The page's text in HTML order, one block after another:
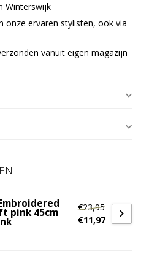
Winterswijk
onze ervaren stylisten, ook via
vanuit eigen magazijn
pink 45cm
€23,95
€11,97